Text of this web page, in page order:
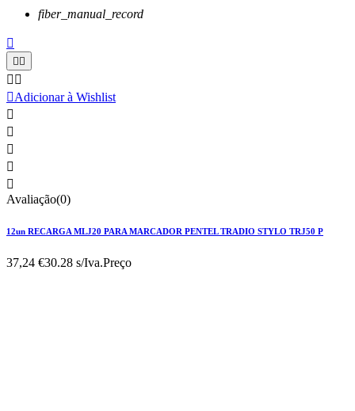
fiber_manual_record


 
Adicionar à Wishlist





Avaliação(0)
12un RECARGA MLJ20 PARA MARCADOR PENTEL TRADIO STYLO TRJ50 P
37,24 €30.28 s/Iva.Preço